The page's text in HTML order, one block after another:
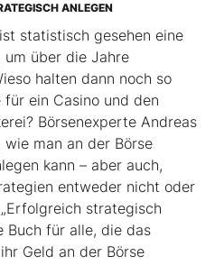
ANLEGEN
statistisch gesehen eine
um über die Jahre
halten dann noch so
ein Casino und den
Börsenexperte Andreas
man an der Börse
kann – aber auch,
entweder nicht oder
strategisch
Buch für alle, die das
Geld an der Börse